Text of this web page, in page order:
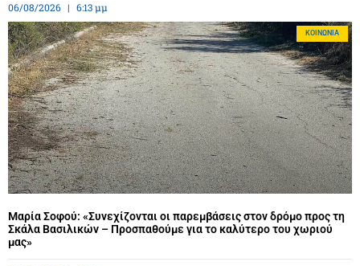
06/08/2026 6:13 μμ
ΚΟΙΝΩΝΊΑ
Μαρία Σοφού: «Συνεχίζονται οι παρεμβάσεις στον δρόμο προς τη
Σκάλα Βασιλικών – Προσπαθούμε για το καλύτερο του χωριού
μας»